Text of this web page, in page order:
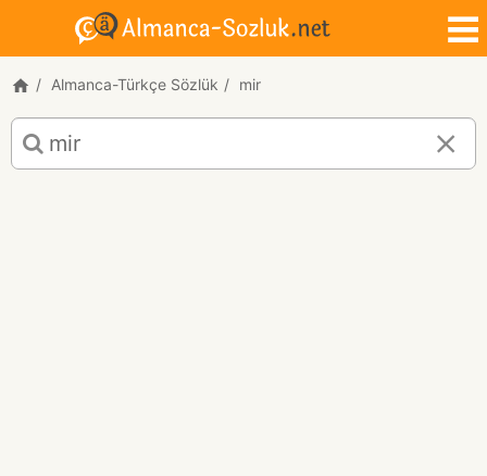
Almanca-Türkçe Sözlük mir
mir
için
Almanca-